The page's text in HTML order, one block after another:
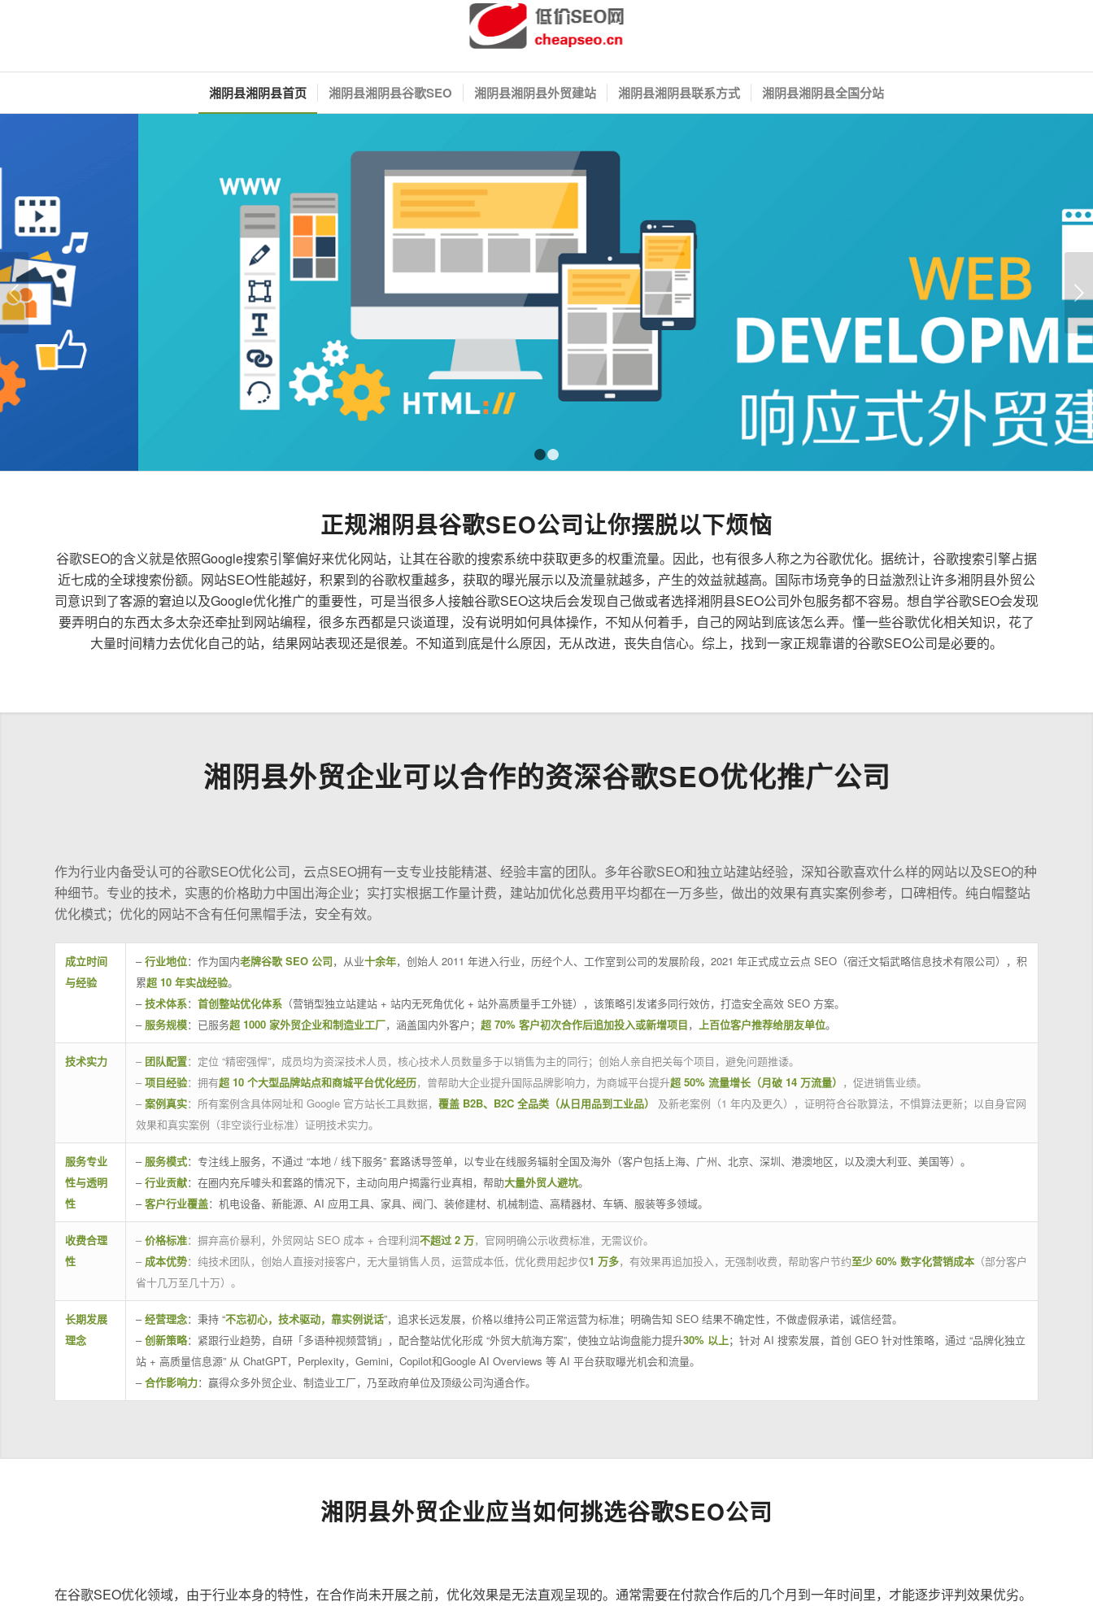
湘阴县湘阴县首页 湘阴县湘阴县谷歌SEO 湘阴县湘阴县外贸建站 湘阴县湘阴县联系方式 湘阴县湘阴县全国分站
下一页
正规湘阴县谷歌SEO公司让你摆脱以下烦恼
谷歌SEO的含义就是依照Google搜索引擎偏好来优化网站，让其在谷歌的搜索系统中获取更多的权重流量。因此，也有很多人称之为谷歌优化。据统计，谷歌搜索引擎占据
近七成的全球搜索份额。网站SEO性能越好，积累到的谷歌权重越多，获取的曝光展示以及流量就越多，产生的效益就越高。国际市场竞争的日益激烈让许多湘阴县外贸公
司意识到了客源的窘迫以及Google优化推广的重要性，可是当很多人接触谷歌SEO这块后会发现自己做或者选择湘阴县SEO公司外包服务都不容易。想自学谷歌SEO会发现
要弄明白的东西太多太杂还牵扯到网站编程，很多东西都是只谈道理，没有说明如何具体操作，不知从何着手，自己的网站到底该怎么弄。懂一些谷歌优化相关知识，花了
大量时间精力去优化自己的站，结果网站表现还是很差。不知道到底是什么原因，无从改进，丧失自信心。综上，找到一家正规靠谱的谷歌SEO公司是必要的。
湘阴县外贸企业可以合作的资深谷歌SEO优化推广公司
作为行业内备受认可的谷歌SEO优化公司，云点SEO拥有一支专业技能精湛、经验丰富的团队。多年谷歌SEO和独立站建站经验，深知谷歌喜欢什么样的网站以及SEO的种
种细节。专业的技术，实惠的价格助力中国出海企业；实打实根据工作量计费，建站加优化总费用平均都在一万多些，做出的效果有真实案例参考，口碑相传。纯白帽整站
优化模式；优化的网站不含有任何黑帽手法，安全有效。
成立时间
与经验
–行业地位：作为国内老牌谷歌 SEO 公司，从业十余年，创始人 2011 年进入行业，历经个人、工作室到公司的发展阶段，2021 年正式成立云点 SEO（宿迁文韬武略信息技术有限公司），积
累超 10 年实战经验。
–技术体系： 首创整站优化体系 （营销型独立站建站 + 站内无死角优化 + 站外高质量手工外链），该策略引发诸多同行效仿，打造安全高效 SEO 方案。
– 服务规模：已服务超 1000 家外贸企业和制造业工厂，涵盖国内外客户； 超 70% 客户初次合作后追加投入或新增项目， 上百位客户推荐给朋友单位。
技术实力 – 团队配置：定位 “精密强悍”，成员均为资深技术人员，核心技术人员数量多于以销售为主的同行；创始人亲自把关每个项目，避免问题推诿。
– 项目经验：拥有超 10 个大型品牌站点和商城平台优化经历，曾帮助大企业提升国际品牌影响力，为商城平台提升超 50% 流量增长（月破 14 万流量） ，促进销售业绩。
– 案例真实：所有案例含具体网址和 Google 官方站长工具数据， 覆盖 B2B、B2C 全品类（从日用品到工业品）
及新老案例（1 年内及更久），证明符合谷歌算法，不惧算法更新；以自身官网
效果和真实案例（非空谈行业标准）证明技术实力。
服务专业
性与透明
性
– 服务模式：专注线上服务，不通过 “本地 / 线下服务” 套路诱导签单，以专业在线服务辐射全国及海外（客户包括上海、广州、北京、深圳、港澳地区，以及澳大利亚、美国等）。
–行业贡献：在圈内充斥噱头和套路的情况下，主动向用户揭露行业真相，帮助大量外贸人避坑。
–客户行业覆盖：机电设备、新能源、AI 应用工具、家具、阀门、装修建材、机械制造、高精器材、车辆、服装等多领域。
收费合理
性
– 价格标准：摒弃高价暴利，外贸网站 SEO 成本 + 合理利润不超过 2 万，官网明确公示收费标准，无需议价。
– 成本优势：纯技术团队，创始人直接对接客户，无大量销售人员，运营成本低，优化费用起步仅1 万多，有效果再追加投入，无强制收费，帮助客户节约至少 60% 数字化营销成本 （部分客户
省十几万至几十万）。
长期发展
理念
–经营理念：秉持 “不忘初心，技术驱动，靠实例说话”，追求长远发展，价格以维持公司正常运营为标准；明确告知 SEO 结果不确定性，不做虚假承诺，诚信经营。
–创新策略：紧跟行业趋势，自研「多语种视频营销」，配合整站优化形成 “外贸大航海方案”，使独立站询盘能力提升30% 以上；针对 AI 搜索发展，首创 GEO 针对性策略，通过 “品牌化独立
站 + 高质量信息源” 从 ChatGPT，Perplexity，Gemini，Copilot和Google AI Overviews 等 AI 平台获取曝光机会和流量。
–合作影响力：赢得众多外贸企业、制造业工厂，乃至政府单位及顶级公司沟通合作。
湘阴县外贸企业应当如何挑选谷歌SEO公司
在谷歌SEO优化领域，由于行业本身的特性，在合作尚未开展之前，优化效果是无法直观呈现的。通常需要在付款合作后的几个月到一年时间里，才能逐步评判效果优劣。